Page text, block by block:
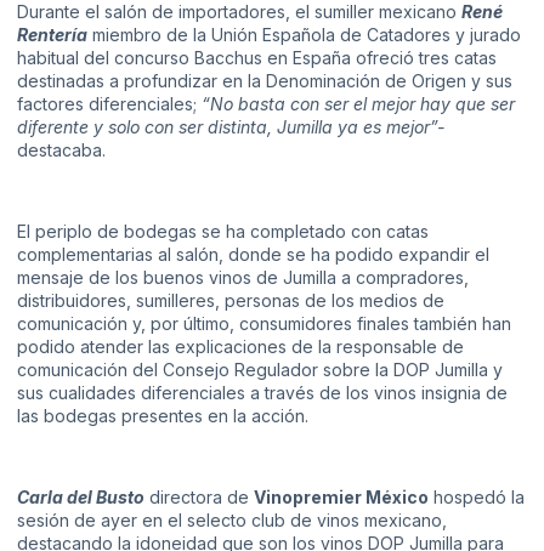
Durante el salón de importadores, el sumiller mexicano René
Rentería miembro de la Unión Española de Catadores y jurado
habitual del concurso Bacchus en España ofreció tres catas
destinadas a profundizar en la Denominación de Origen y sus
factores diferenciales; “No basta con ser el mejor hay que ser
diferente y solo con ser distinta, Jumilla ya es mejor”-
destacaba.
El periplo de bodegas se ha completado con catas
complementarias al salón, donde se ha podido expandir el
mensaje de los buenos vinos de Jumilla a compradores,
distribuidores, sumilleres, personas de los medios de
comunicación y, por último, consumidores finales también han
podido atender las explicaciones de la responsable de
comunicación del Consejo Regulador sobre la DOP Jumilla y
sus cualidades diferenciales a través de los vinos insignia de
las bodegas presentes en la acción.
Carla del Busto directora de Vinopremier México hospedó la
sesión de ayer en el selecto club de vinos mexicano,
destacando la idoneidad que son los vinos DOP Jumilla para